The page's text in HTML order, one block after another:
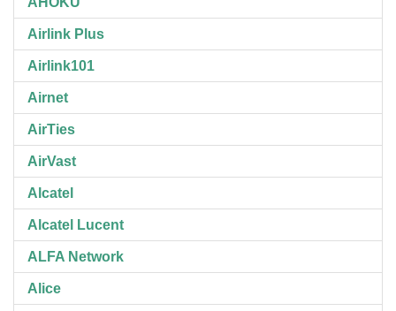
Airlink Plus
Airlink101
Airnet
AirTies
AirVast
Alcatel
Alcatel Lucent
ALFA Network
Alice